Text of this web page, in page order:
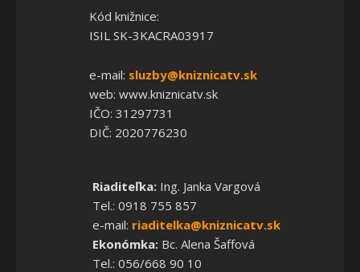
Kód knižnice:
ISIL SK-3KACRA03917
e-mail: sluzby@kniznicatv.sk
web: www.kniznicatv.sk
IČO: 31297731
DIČ: 2020776230
Riaditeľka:Ing. Janka Vargová
Tel.: 0918 755 857
e-mail: riaditelka@kniznicatv.sk
Ekonómka:Bc. Alena Šaffová
Tel.: 056/668 90 10